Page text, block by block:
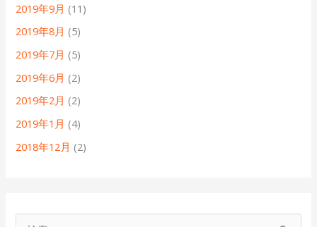
2019年9月 (11)
2019年8月 (5)
2019年7月 (5)
2019年6月 (2)
2019年2月 (2)
2019年1月 (4)
2018年12月 (2)